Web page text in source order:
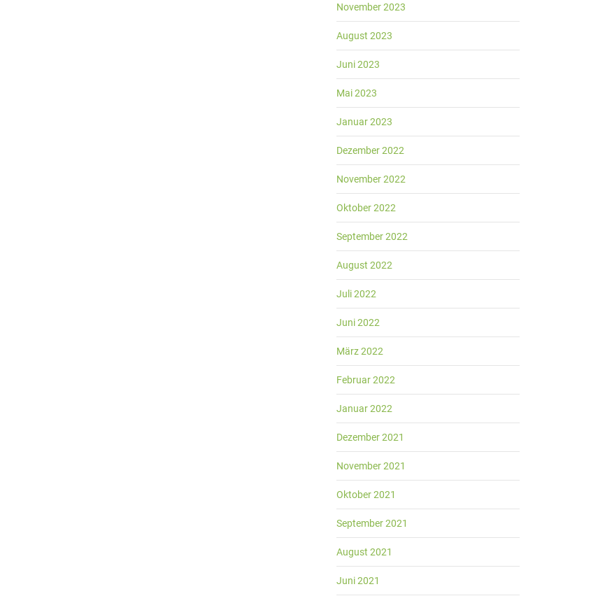
November 2023
August 2023
Juni 2023
Mai 2023
Januar 2023
Dezember 2022
November 2022
Oktober 2022
September 2022
August 2022
Juli 2022
Juni 2022
März 2022
Februar 2022
Januar 2022
Dezember 2021
November 2021
Oktober 2021
September 2021
August 2021
Juni 2021